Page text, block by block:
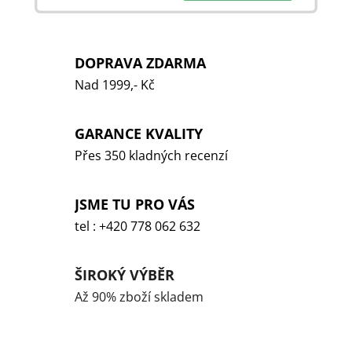
DOPRAVA ZDARMA
Nad 1999,- Kč
GARANCE KVALITY
Přes 350 kladných recenzí
JSME TU PRO VÁS
tel : +420 778 062 632
ŠIROKÝ VÝBĚR
Až 90% zboží skladem